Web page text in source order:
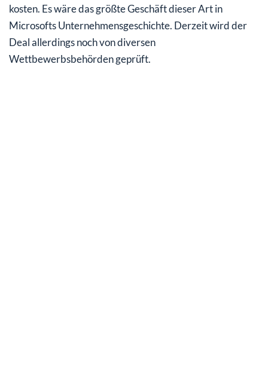
kosten. Es wäre das größte Geschäft dieser Art in
Microsofts Unternehmensgeschichte. Derzeit wird der
Deal allerdings noch von diversen
Wettbewerbsbehörden geprüft.